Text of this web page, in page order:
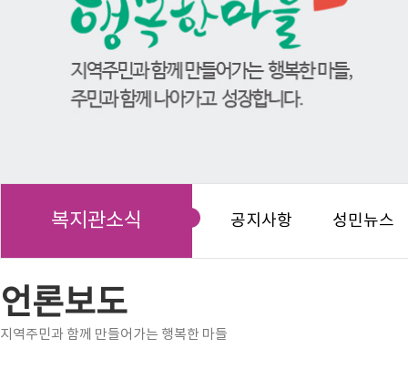
복지관소식 공지사항 성민뉴스
언론보도
지역주민과 함께 만들어가는 행복한 마들